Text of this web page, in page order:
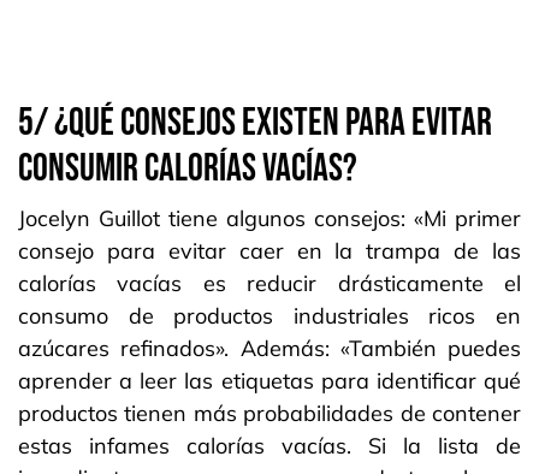
5/ ¿QUÉ CONSEJOS EXISTEN PARA EVITAR
CONSUMIR CALORÍAS VACÍAS?
Jocelyn Guillot tiene algunos consejos: «Mi primer
consejo para evitar caer en la trampa de las
calorías vacías es reducir drásticamente el
consumo de productos industriales ricos en
azúcares refinados». Además: «También puedes
aprender a leer las etiquetas para identificar qué
productos tienen más probabilidades de contener
estas infames calorías vacías. Si la lista de